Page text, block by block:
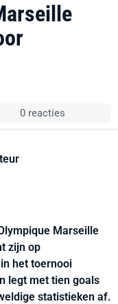
0 reacties
Marseille
zijn op
het toernooi
legt met tien goals
statistieken af.